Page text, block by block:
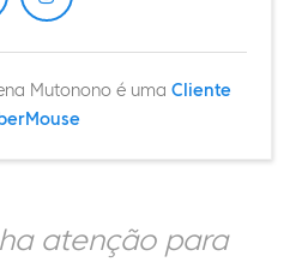
Mutonono é uma Cliente
atenção para